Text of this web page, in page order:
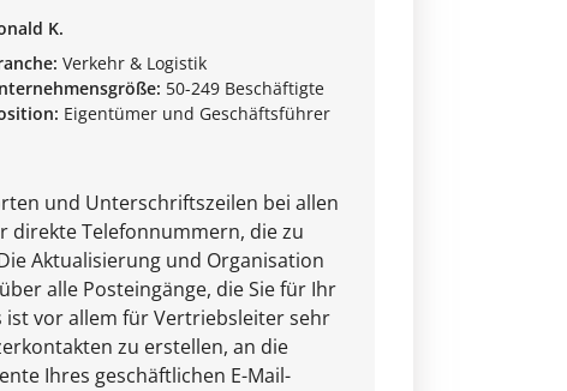
K.
Verkehr & Logistik
50-249 Beschäftigte
Eigentümer und Geschäftsführer
und Unterschriftszeilen bei allen
direkte Telefonnummern, die zu
Aktualisierung und Organisation
alle Posteingänge, die Sie für Ihr
ist vor allem für Vertriebsleiter sehr
zu erstellen, an die
Ihres geschäftlichen E-Mail-